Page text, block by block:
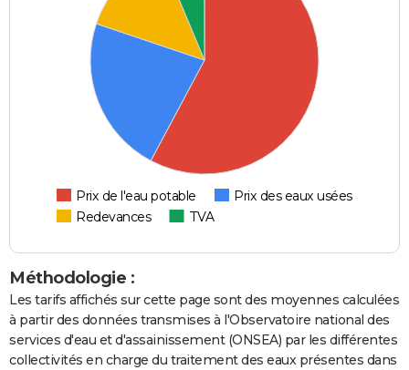
Prix de l'eau potable
Prix des eaux usées
Redevances
TVA
Méthodologie :
Les tarifs affichés sur cette page sont des moyennes calculées
à partir des données transmises à l'Observatoire national des
services d'eau et d'assainissement (ONSEA) par les différentes
collectivités en charge du traitement des eaux présentes dans